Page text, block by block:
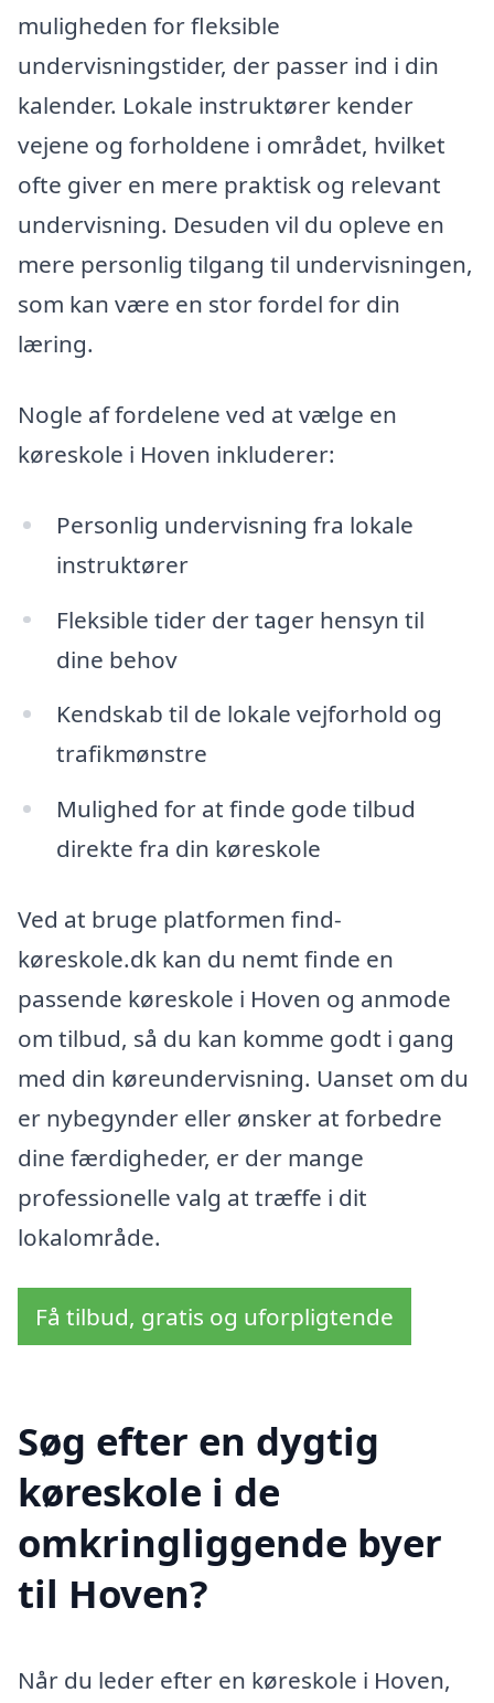
muligheden for fleksible
undervisningstider, der passer ind i din
kalender. Lokale instruktører kender
vejene og forholdene i området, hvilket
ofte giver en mere praktisk og relevant
undervisning. Desuden vil du opleve en
mere personlig tilgang til undervisningen,
som kan være en stor fordel for din
læring.
Nogle af fordelene ved at vælge en
køreskole i Hoven inkluderer:
Personlig undervisning fra lokale
instruktører
Fleksible tider der tager hensyn til
dine behov
Kendskab til de lokale vejforhold og
trafikmønstre
Mulighed for at finde gode tilbud
direkte fra din køreskole
Ved at bruge platformen find-
køreskole.dk kan du nemt finde en
passende køreskole i Hoven og anmode
om tilbud, så du kan komme godt i gang
med din køreundervisning. Uanset om du
er nybegynder eller ønsker at forbedre
dine færdigheder, er der mange
professionelle valg at træffe i dit
lokalområde.
Få tilbud, gratis og uforpligtende
Søg efter en dygtig
køreskole i de
omkringliggende byer
til Hoven?
Når du leder efter en køreskole i Hoven,